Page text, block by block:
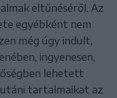
eltűnéséről. Az
egyébként nem
még úgy indult,
ingyenesen,
lehetett
tartalmaikat az